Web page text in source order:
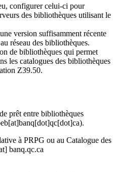
configurer celui-ci pour
des bibliothèques utilisant le
une version suffisamment récente
réseau des bibliothèques.
de bibliothèques qui permet
les catalogues des bibliothèques
Z39.50.
prêt entre bibliothèques
.
à PRPG ou au Catalogue des
banq.qc.ca